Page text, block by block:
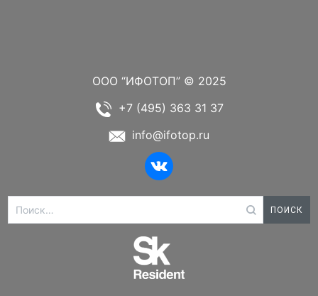
ООО “ИФОТОП” © 2025
+7 (495) 363 31 37
info@ifotop.ru